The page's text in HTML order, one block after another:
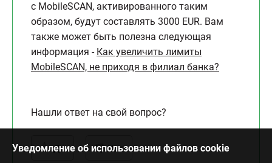
с MobileSCAN, активированного таким
образом, будут составлять 3000 EUR. Вам
также может быть полезна следующая
информация - Как увеличить лимиты
MobileSCAN, не приходя в филиал банка?
Нашли ответ на свой вопрос?
Да Нет
Уведомление об использовании файлов cookie